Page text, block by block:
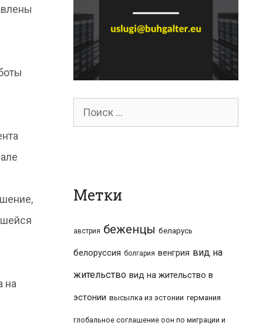
на
Поиск
для:
Метки
австрия беженцы беларусь
белоруссия болгария венгрия вид на
жительство вид на жительство в
эстонии высылка из эстонии германия
глобальное соглашение оон по миграции и